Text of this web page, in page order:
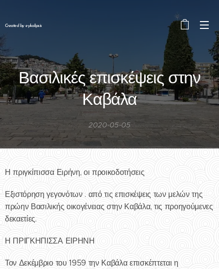
Created by eykalipsis
Βασιλικές επισκέψεις στην
Καβάλα
2020-05-05
Η πριγκίπισσα Ειρήνη, οι προικοδοτήσεις
Εξιστόρηση γεγονότων . από τις επισκέψεις των μελών της
πρώην Βασιλικής οικογένειας στην Καβάλα, τις προηγούμενες
δεκαετίες.
Η ΠΡΙΓΚΗΠΙΣΣΑ ΕΙΡΗΝΗ
Τον Δεκέμβριο του 1959 την Καβάλα επισκέπτεται η